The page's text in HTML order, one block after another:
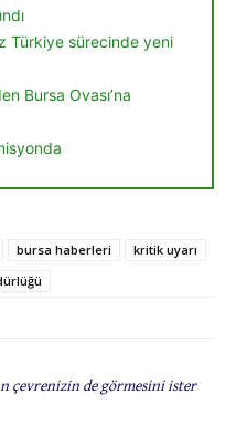
Türkiye sürecinde yeni
Bursa Ovası’na
bursa haberleri
kritik uyarı
çevrenizin de görmesini ister